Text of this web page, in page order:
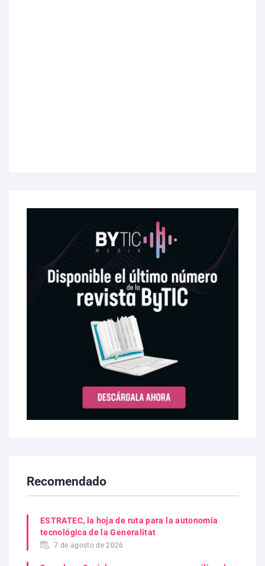
Recomendado
ESTRATEC, la hoja de ruta para la autonomía
tecnológica de la Generalitat
7 de agosto de 2026